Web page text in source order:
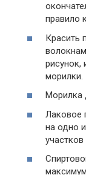
правило
Красить
рисунок,
морилки.
Морилка
Лаковое
на одно
участков